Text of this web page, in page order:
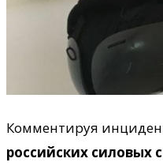
Комментируя
российских силовых